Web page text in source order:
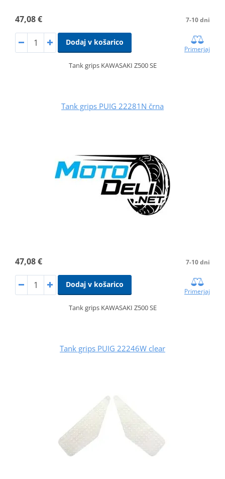
47,08 € 7-10 dni
Dodaj v košarico
Primerjaj
Tank grips KAWASAKI Z500 SE
Tank grips PUIG 22281N črna
47,08 € 7-10 dni
Dodaj v košarico
Primerjaj
Tank grips KAWASAKI Z500 SE
Tank grips PUIG 22246W clear